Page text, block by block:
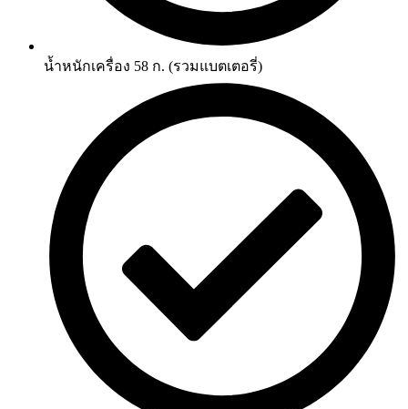
น้ำหนักเครื่อง 58 ก. (รวมแบตเตอรี่)